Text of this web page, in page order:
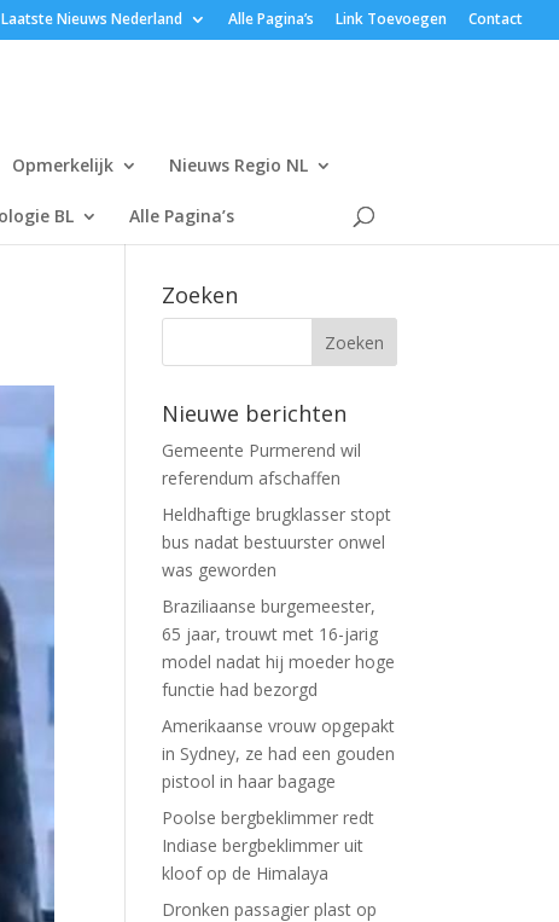
Laatste Nieuws Nederland Alle Pagina’s Link Toevoegen Contact
Opmerkelijk Nieuws Regio NL
BL Alle Pagina’s
Zoeken
Nieuwe berichten
Gemeente Purmerend wil
referendum afschaffen
Heldhaftige brugklasser stopt
bus nadat bestuurster onwel
was geworden
Braziliaanse burgemeester,
65 jaar, trouwt met 16-jarig
model nadat hij moeder hoge
functie had bezorgd
Amerikaanse vrouw opgepakt
in Sydney, ze had een gouden
pistool in haar bagage
Poolse bergbeklimmer redt
Indiase bergbeklimmer uit
kloof op de Himalaya
Dronken passagier plast op